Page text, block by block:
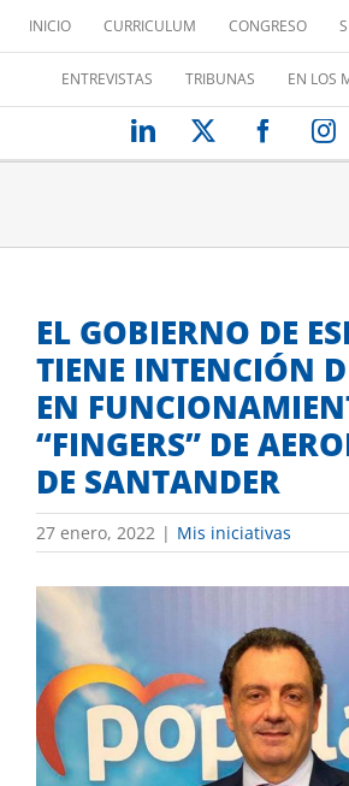
contenido
INICIO CURRICULUM CONGRESO
ENTREVISTAS TRIBUNAS EN LOS
LinkedIn
EL GOBIERNO DE
TIENE INTENCIÓN
EN
“FINGERS” DE
DE SANTANDER
27 enero, 2022 | Mis iniciativas
Ver
imagen
más
grande